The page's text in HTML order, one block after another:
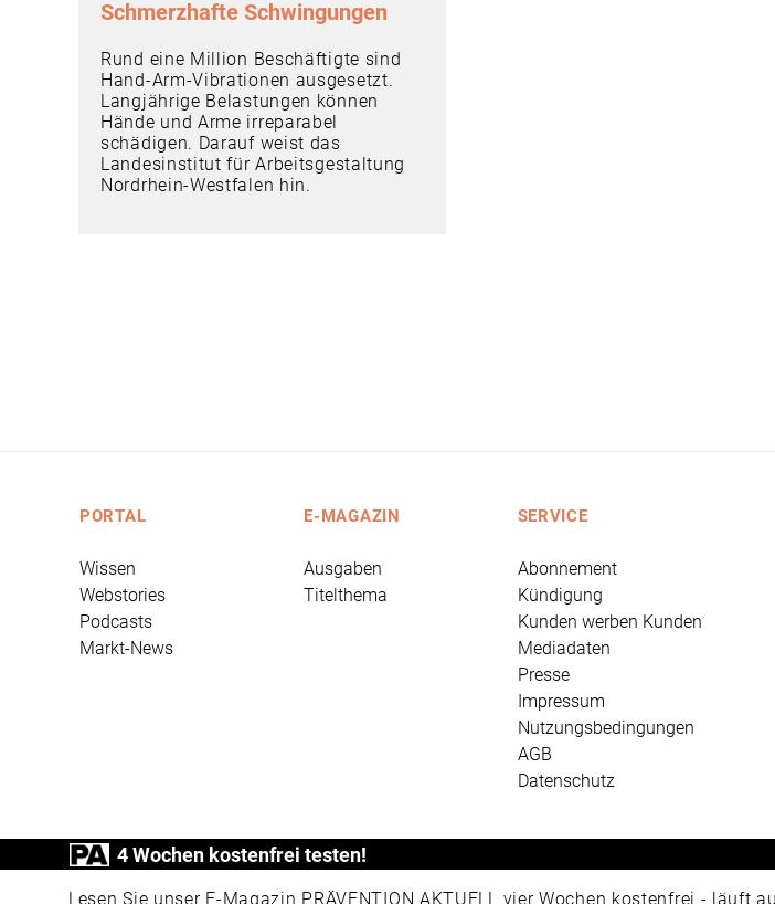
Schmerzhafte Schwingungen
Rund eine Million Beschäftigte sind
Hand-Arm-Vibrationen ausgesetzt.
Langjährige Belastungen können
Hände und Arme irreparabel
schädigen. Darauf weist das
Landesinstitut für Arbeitsgestaltung
Nordrhein-Westfalen hin.
PORTAL
Wissen
Webstories
Podcasts
Markt-News
E-MAGAZIN
Ausgaben
Titelthema
SERVICE
Abonnement
Kündigung
Kunden werben Kunden
Mediadaten
Presse
Impressum
Nutzungsbedingungen
AGB
Datenschutz
4 Wochen kostenfrei testen!
Lesen Sie unser E-Magazin PRÄVENTION AKTUELL vier Wochen kostenfrei - läuft